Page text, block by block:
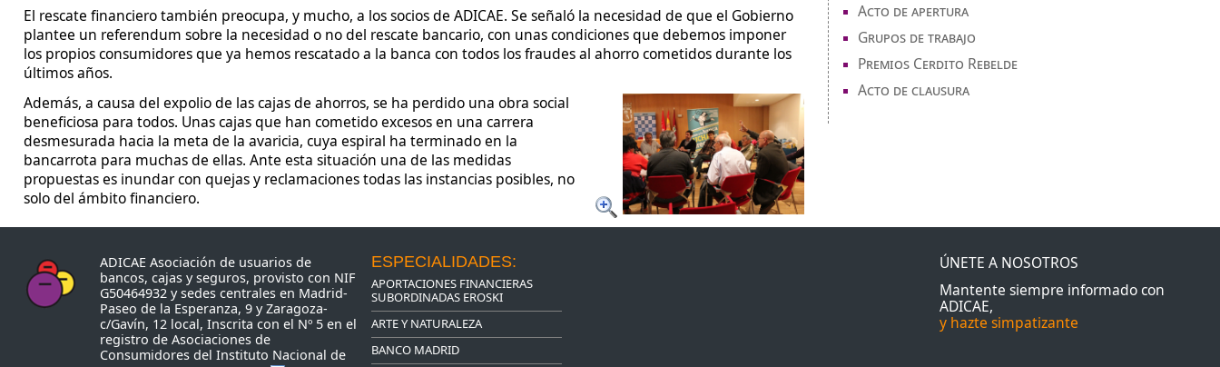
El rescate financiero también preocupa, y mucho, a los socios de ADICAE. Se señaló la necesidad de que el Gobierno
plantee un referendum sobre la necesidad o no del rescate bancario, con unas condiciones que debemos imponer
los propios consumidores que ya hemos rescatado a la banca con todos los fraudes al ahorro cometidos durante los
últimos años.
Además, a causa del expolio de las cajas de ahorros, se ha perdido una obra social
beneficiosa para todos. Unas cajas que han cometido excesos en una carrera
desmesurada hacia la meta de la avaricia, cuya espiral ha terminado en la
bancarrota para muchas de ellas. Ante esta situación una de las medidas
propuestas es inundar con quejas y reclamaciones todas las instancias posibles, no
solo del ámbito financiero.
Acto de apertura
Grupos de trabajo
Premios Cerdito Rebelde
Acto de clausura
ADICAE Asociación de usuarios de
bancos, cajas y seguros, provisto con NIF
G50464932 y sedes centrales en Madrid-
Paseo de la Esperanza, 9 y Zaragoza-
c/Gavín, 12 local, Inscrita con el Nº 5 en el
registro de Asociaciones de
Consumidores del Instituto Nacional de
ESPECIALIDADES:
APORTACIONES FINANCIERAS
SUBORDINADAS EROSKI
ARTE Y NATURALEZA
BANCO MADRID
ÚNETE A NOSOTROS
Mantente siempre informado con
ADICAE,
y hazte simpatizante